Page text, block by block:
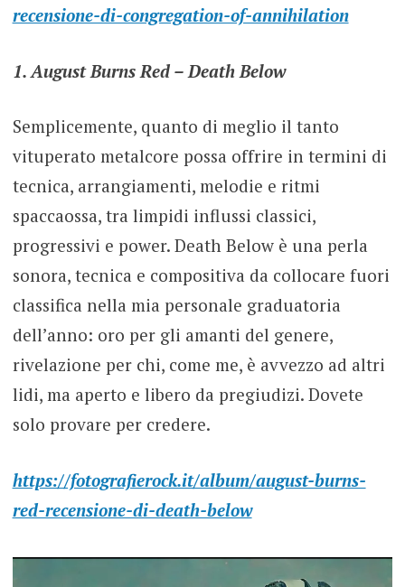
recensione-di-congregation-of-annihilation
1. August Burns Red – Death Below
Semplicemente, quanto di meglio il tanto
vituperato metalcore possa offrire in termini di
tecnica, arrangiamenti, melodie e ritmi
spaccaossa, tra limpidi influssi classici,
progressivi e power. Death Below è una perla
sonora, tecnica e compositiva da collocare fuori
classifica nella mia personale graduatoria
dell’anno: oro per gli amanti del genere,
rivelazione per chi, come me, è avvezzo ad altri
lidi, ma aperto e libero da pregiudizi. Dovete
solo provare per credere.
https://fotografierock.it/album/august-burns-
red-recensione-di-death-below